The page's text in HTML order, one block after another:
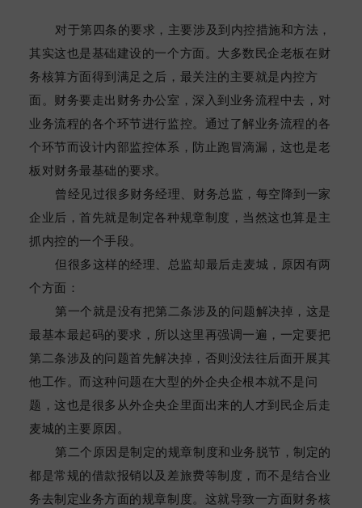
对于第四条的要求，主要涉及到内控措施和方法，
其实这也是基础建设的一个方面。大多数民企老板在财
务核算方面得到满足之后，最关注的主要就是内控方
面。财务要走出财务办公室，深入到业务流程中去，对
业务流程的各个环节进行监控。通过了解业务流程的各
个环节而设计内部监控体系，防止跑冒滴漏，这也是老
板对财务最基础的要求。
曾经见过很多财务经理、财务总监，每空降到一家
企业后，首先就是制定各种规章制度，当然这也算是主
抓内控的一个手段。
但很多这样的经理、总监却最后走麦城，原因有两
个方面：
第一个就是没有把第二条涉及的问题解决掉，这是
最基本最起码的要求，所以这里再强调一遍，一定要把
第二条涉及的问题首先解决掉，否则没法往后面开展其
他工作。而这种问题在大型的外企央企根本就不是问
题，这也是很多从外企央企里面出来的人才到民企后走
麦城的主要原因。
第二个原因是制定的规章制度和业务脱节，制定的
都是常规的借款报销以及差旅费等制度，而不是结合业
务去制定业务方面的规章制度。这就导致一方面财务核